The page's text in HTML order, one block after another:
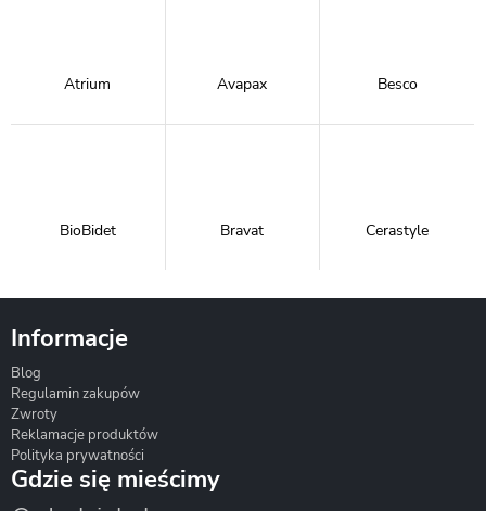
Atrium Avapax Besco
BioBidet Bravat Cerastyle
Informacje
Blog
Regulamin zakupów
Zwroty
Reklamacje produktów
Polityka prywatności
Gdzie się mieścimy